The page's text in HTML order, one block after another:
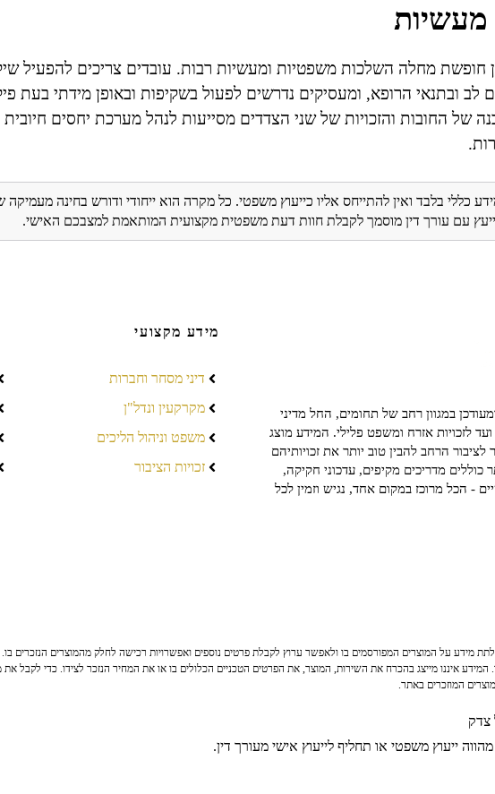
מעשיות
חופשת מחלה השלכות משפטיות ומעשיות רבות. עובדים צריכים להפעיל
ובתנאי הרופא, ומעסיקים נדרשים לפעול בשקיפות ובאופן מידתי בעת
של החובות והזכויות של שני הצדדים מסייעות לנהל מערכת יחסים חיובית
כללי בלבד ואין להתייחס אליו כייעוץ משפטי. כל מקרה הוא ייחודי ודורש בחינה מעמיקה
עם עורך דין מוסמך לקבלת חוות דעת משפטית מקצועית המותאמת למצבכם האישי.
במגוון רחב של תחומים, החל מדיני
לזכויות אזרח ומשפט פלילי. המידע מוצג
הרחב להבין טוב יותר את זכויותיהם
מדריכים מקיפים, עדכוני חקיקה,
- הכל מרוכז במקום אחד, נגיש וזמין לכל
מידע מקצועי
דיני מסחר וחברות
מקרקעין ונדל"ן
משפט וניהול הליכים
זכויות הציבור
מידע על המוצרים המפורסמים בו ולאפשר ערוץ לקבלת פרטים נוספים ואפשרויות רכישה לחלק מהמוצרים הנזכרים בו.
איננו מייצג בהכרח את השירות, המוצר, את הפרטים הטכניים הכלולים בו או את המחיר הנזכר לצידו. כדי לקבל את
המוזכרים באתר.
ייעוץ משפטי או תחליף לייעוץ אישי מעורך דין.